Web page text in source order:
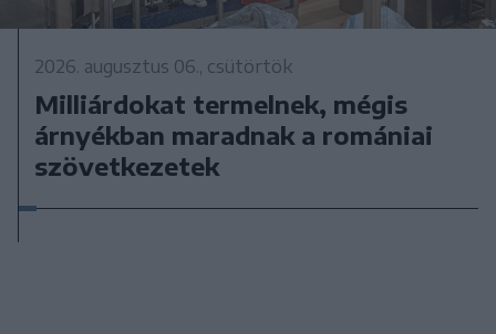
2026. augusztus 06., csütörtök
Milliárdokat termelnek, mégis
árnyékban maradnak a romániai
szövetkezetek